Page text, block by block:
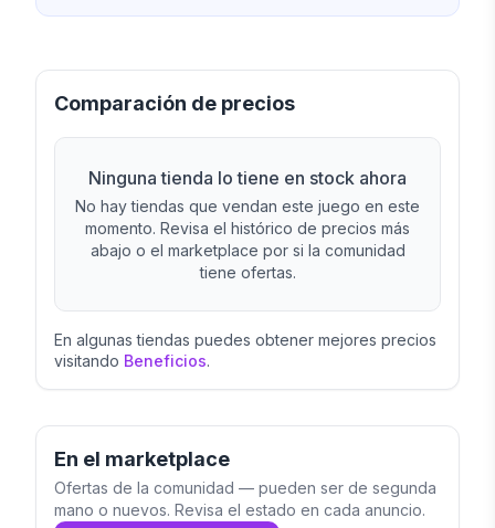
Comparación de precios
Ninguna tienda lo tiene en stock ahora
No hay tiendas que vendan este juego en este
momento. Revisa el histórico de precios más
abajo o el marketplace por si la comunidad
tiene ofertas.
En algunas tiendas puedes obtener mejores precios
visitando Beneficios.
En el marketplace
Ofertas de la comunidad — pueden ser de segunda
mano o nuevos. Revisa el estado en cada anuncio.